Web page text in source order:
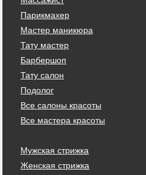
Парикмахер
Мастер маникюра
Тату мастер
Барбершоп
Тату салон
Подолог
Все салоны красоты
Все мастера красоты
Мужская стрижка
Женская стрижка